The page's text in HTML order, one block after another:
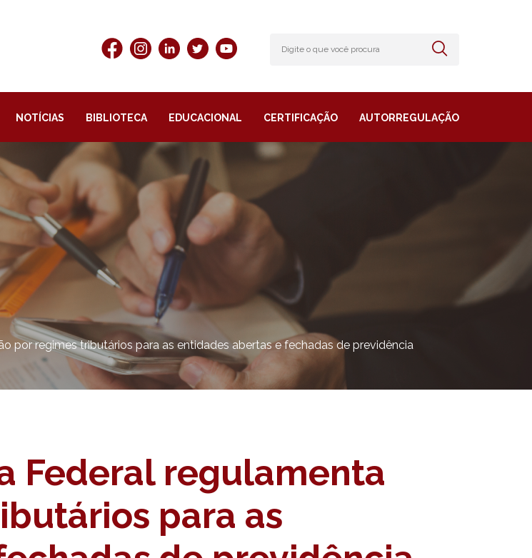
NOTÍCIAS BIBLIOTECA EDUCACIONAL CERTIFICAÇÃO AUTORREGULAÇÃO
por regimes tributários para as entidades abertas e fechadas de previdência
Federal regulamenta
para as